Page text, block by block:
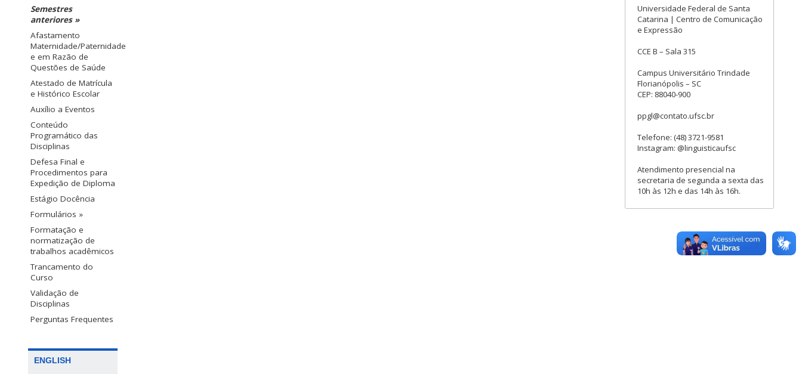
Semestres
anteriores »
Afastamento
Maternidade/Paternidade
e em Razão de
Questões de Saúde
Atestado de Matrícula
e Histórico Escolar
Auxílio a Eventos
Conteúdo
Programático das
Disciplinas
Defesa Final e
Procedimentos para
Expedição de Diploma
Estágio Docência
Formulários »
Formatação e
normatização de
trabalhos acadêmicos
Trancamento do
Curso
Validação de
Disciplinas
Perguntas Frequentes
ENGLISH
Universidade Federal de Santa
Catarina | Centro de Comunicação
e Expressão
CCE B – Sala 315
Campus Universitário Trindade
Florianópolis – SC
CEP: 88040-900
ppgl@contato.ufsc.br
Telefone: (48) 3721-9581
Instagram: @linguisticaufsc
Atendimento presencial na
secretaria de segunda a sexta das
10h às 12h e das 14h às 16h.